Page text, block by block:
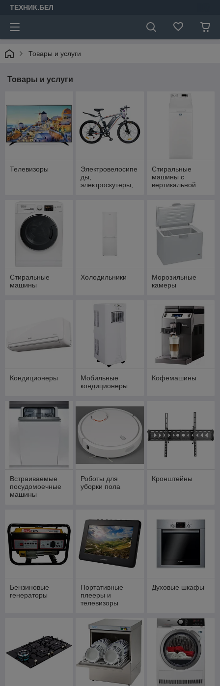
ТЕХНИК.БЕЛ
Товары и услуги
Товары и услуги
Телевизоры
Электровелосипе
ды,
электроскутеры,
Cтиральные
машины с
вертикальной
Стиральные
машины
Холодильники
Морозильные
камеры
Кондиционеры
Мобильные
кондиционеры
Кофемашины
Встраиваемые
посудомоечные
машины
Роботы для
уборки пола
Кронштейны
Бензиновые
генераторы
Портативные
плееры и
телевизоры
Духовые шкафы